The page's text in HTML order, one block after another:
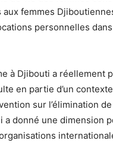
femmes
personnelles
à Djibouti a réellement
en partie d’un
sur l’élimination
a donné une dimension